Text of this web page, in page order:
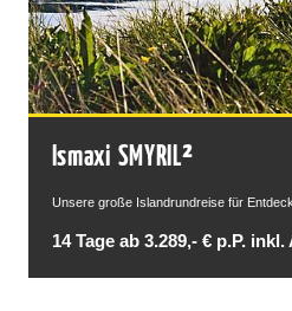
Ismaxi SMYRIL²
Unsere große Islandrundreise für
14 Tage ab 3.289,- € p.P.